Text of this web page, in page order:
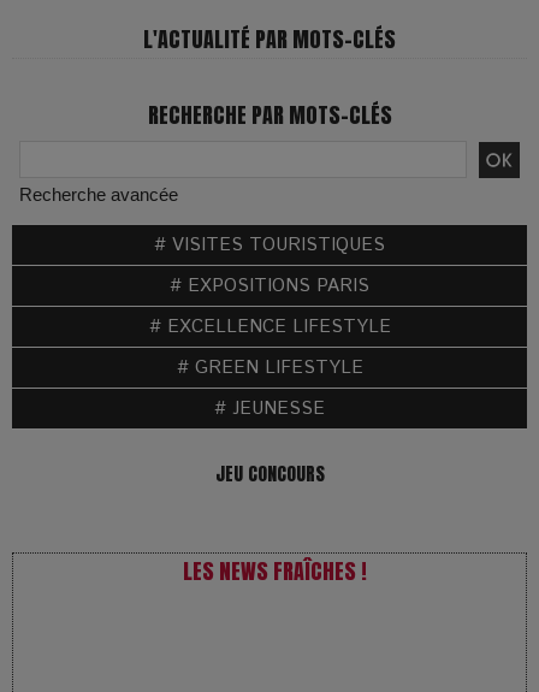
L'ACTUALITÉ PAR MOTS-CLÉS
RECHERCHE PAR MOTS-CLÉS
Recherche avancée
# VISITES TOURISTIQUES
# EXPOSITIONS PARIS
# EXCELLENCE LIFESTYLE
# GREEN LIFESTYLE
# JEUNESSE
JEU CONCOURS
LES NEWS FRAÎCHES !